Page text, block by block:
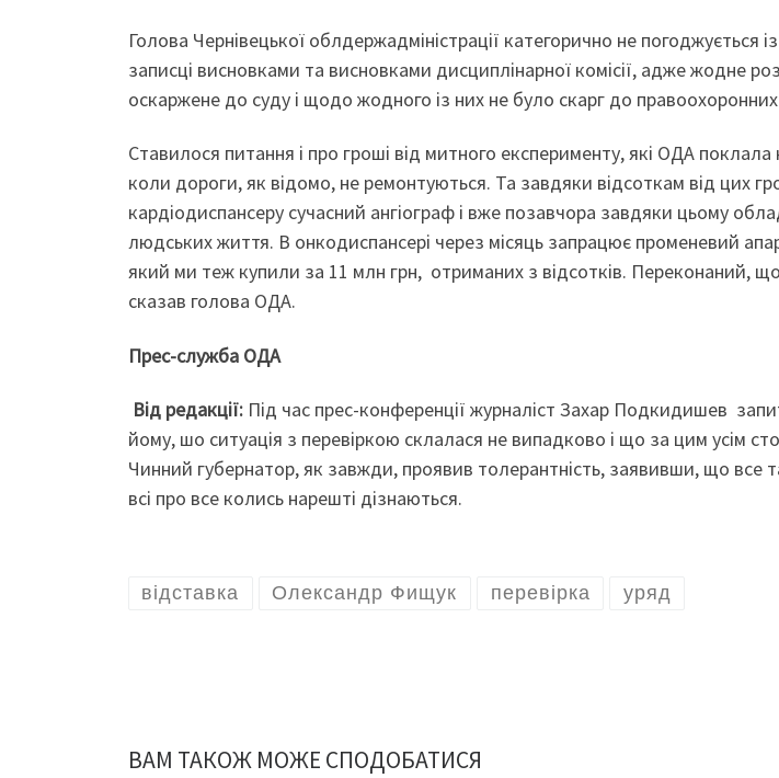
Голова Чернівецької облдержадміністрації категорично не погоджується
записці висновками та висновками дисциплінарної комісії, адже жодне
оскаржене до суду і щодо жодного із них не було скарг до
Ставилося питання і про гроші від митного експерименту, які ОДА
коли дороги, як відомо, не ремонтуються. Та завдяки відсоткам від цих
кардіодиспансеру сучасний ангіограф і вже позавчора завдяки цьому
людських життя. В онкодиспансері через місяць запрацює променевий
який ми теж купили за 11 млн грн, отриманих з відсотків. Переконаний,
сказав голова ОДА.
Прес-служба ОДА
Від редакції: Під час прес-конференції журналіст Захар Подкидишев
йому, шо ситуація з перевіркою склалася не випадково і що за цим усім
Чинний губернатор, як завжди, проявив толерантність, заявивши, що все
всі про все колись нарешті дізнаються.
відставка Олександр Фищук перевірка уряд
ВАМ ТАКОЖ МОЖЕ СПОДОБАТИСЯ